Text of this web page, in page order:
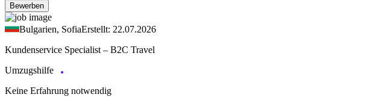
Bewerben
Bulgarien, SofiaErstellt: 22.07.2026
Kundenservice Specialist – B2C Travel
Umzugshilfe
Keine Erfahrung notwendig